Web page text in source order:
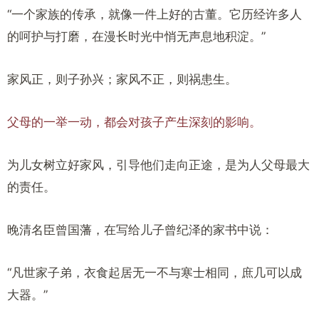
“一个家族的传承，就像一件上好的古董。它历经许多人
的呵护与打磨，在漫长时光中悄无声息地积淀。”
家风正，则子孙兴；家风不正，则祸患生。
父母的一举一动，都会对孩子产生深刻的影响。
为儿女树立好家风，引导他们走向正途，是为人父母最大
的责任。
晚清名臣曾国藩，在写给儿子曾纪泽的家书中说：
“凡世家子弟，衣食起居无一不与寒士相同，庶几可以成
大器。”